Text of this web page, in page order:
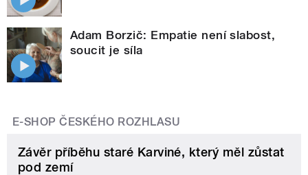
Adam Borzič: Empatie není slabost,
soucit je síla
E-SHOP ČESKÉHO ROZHLASU
Závěr příběhu staré Karviné, který měl zůstat
pod zemí